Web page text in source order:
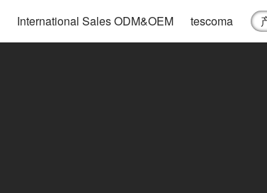
International Sales ODM&OEM tescoma